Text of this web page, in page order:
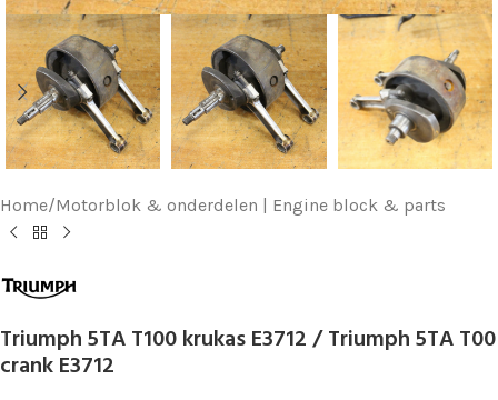
Home/Motorblok & onderdelen | Engine block & parts
Triumph 5TA T100 krukas E3712 / Triumph 5TA T00
crank E3712